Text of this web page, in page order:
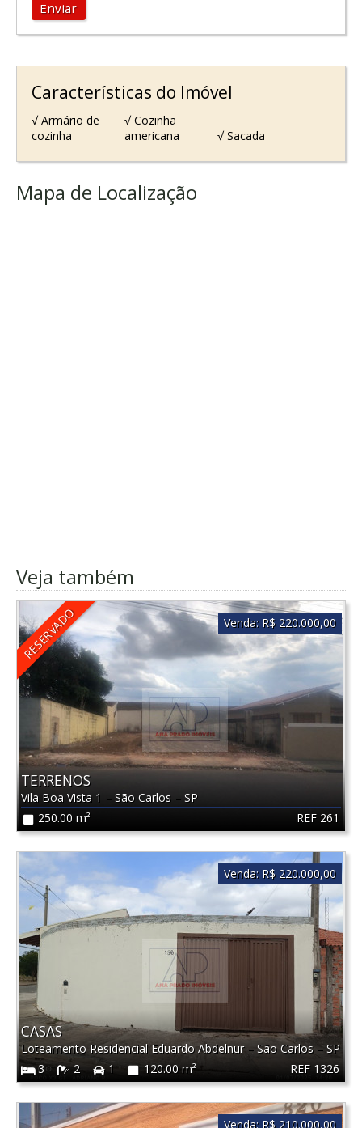
Enviar
Características do Imóvel
√ Armário de
cozinha
√ Cozinha
americana
√ Sacada
Mapa de Localização
Veja também
RESERVADO
REF 261
TERRENOS
Vila Boa Vista 1 – São Carlos – SP
250.00 m²
Venda: R$ 220.000,00
REF 1326
CASAS
Loteamento Residencial Eduardo Abdelnur– São Carlos – SP
3
2 1 120.00 m²
Venda: R$ 220.000,00
Venda: R$ 210.000,00